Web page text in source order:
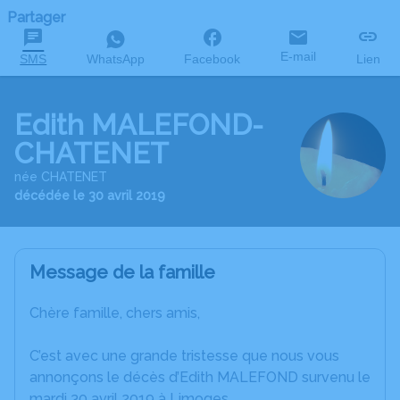
Partager
SMS WhatsApp Facebook E-mail Lien
Edith MALEFOND-
CHATENET
née CHATENET
décédée le 30 avril 2019
Message de la famille
Chère famille, chers amis,
C’est avec une grande tristesse que nous vous
annonçons le décès d’Edith MALEFOND survenu le